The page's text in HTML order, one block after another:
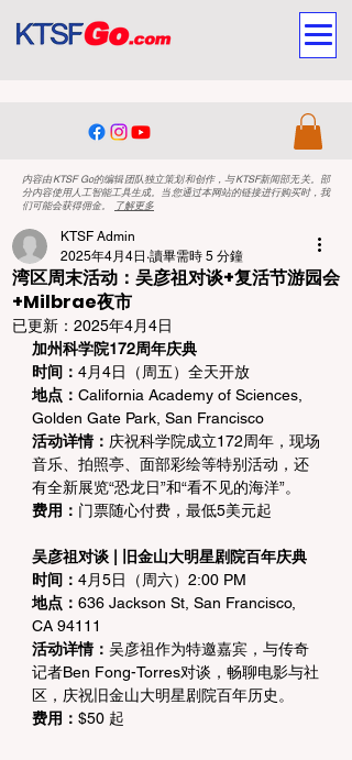
内容由KTSF Go的编辑团队独立策划和创作，与KTSF新闻部无关。部
分内容使用人工智能工具生成。当您通过本网站的链接进行购买时，我
们可能会获得佣金。
了解更多
湾区周末活动：吴彦祖对谈+复活节游园会
+Milbrae夜市
KTSF Admin
2025年4月4日 讀畢需時 5 分鐘
已更新： 2025年4月4日
加州科学院172周年庆典
时间： 4月4日（周五）全天开放
地点： California Academy of Sciences,
Golden Gate Park, San Francisco
活动详情： 庆祝科学院成立172周年，现场
音乐、拍照亭、面部彩绘等特别活动，还
有全新展览“恐龙日”和“看不见的海洋”。
费用： 门票随心付费，最低5美元起
吴彦祖对谈 | 旧金山大明星剧院百年庆典
时间： 4月5日（周六）2:00 PM
地点： 636 Jackson St, San Francisco,
CA 94111
活动详情： 吴彦祖作为特邀嘉宾，与传奇
记者Ben Fong-Torres对谈，畅聊电影与社
区，庆祝旧金山大明星剧院百年历史。
费用： $50 起